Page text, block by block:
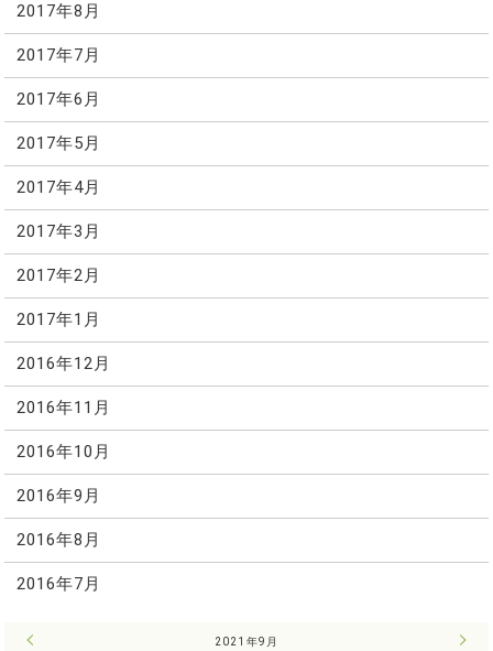
2017年8月
2017年7月
2017年6月
2017年5月
2017年4月
2017年3月
2017年2月
2017年1月
2016年12月
2016年11月
2016年10月
2016年9月
2016年8月
2016年7月
2021年9月 10